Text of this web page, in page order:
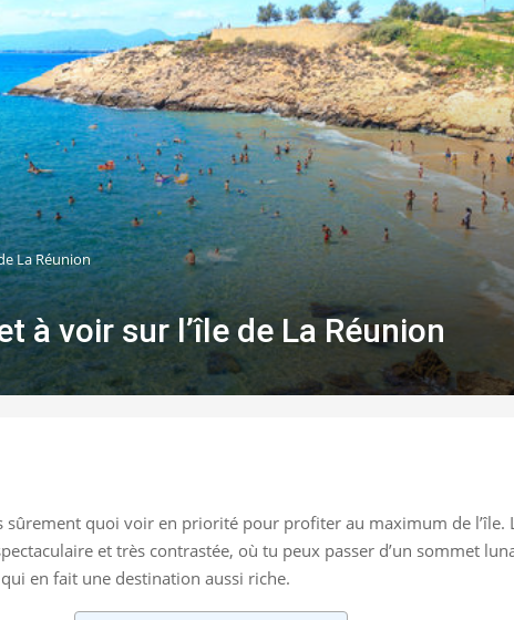
La Réunion
à voir sur l’île de La Réunion
quoi voir en priorité pour profiter au maximum de l’île.
et très contrastée, où tu peux passer d’un sommet
en fait une destination aussi riche.